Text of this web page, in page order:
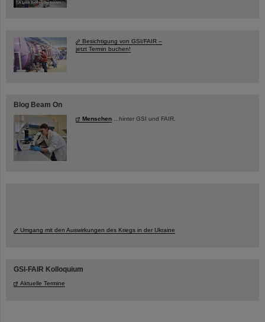
Besichtigung von GSI/FAIR –
jetzt Termin buchen!
Blog Beam On
Menschen ...hinter GSI und FAIR.
Umgang mit den Auswirkungen des Kriegs in der Ukraine
GSI-FAIR Kolloquium
Aktuelle Termine